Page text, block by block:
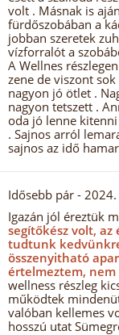
volt . Másnak is
fürdőszobában a
jobban szeretek
vízforralót a
A Wellnes
zene de viszont
nagyon jó ötlet .
nagyon tetszett .
oda jó lenne
. Sajnos arról
sajnos az idő
Idősebb pár -
Igazán jól éreztük
segítőkész volt,
tudtunk
összenyitható
értelmeztem,
wellness részleg
működtek
valóban kellemes
hosszú utat